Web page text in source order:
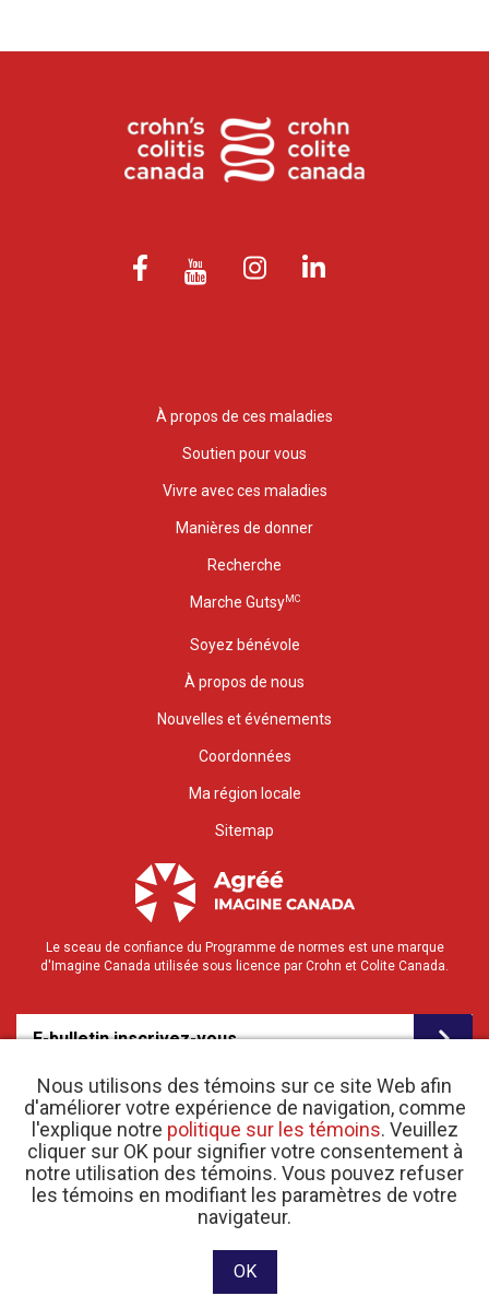
Nous utilisons des témoins sur ce site Web afin
d'améliorer votre expérience de navigation, comme
l'explique notre politique sur les témoins. Veuillez
cliquer sur OK pour signifier votre consentement à
notre utilisation des témoins. Vous pouvez refuser
les témoins en modifiant les paramètres de votre
navigateur.
OK
À propos de ces maladies
Soutien pour vous
Vivre avec ces maladies
Manières de donner
Recherche
Marche GutsyMC
Soyez bénévole
À propos de nous
Nouvelles et événements
Coordonnées
Ma région locale
Sitemap
Le sceau de confiance du Programme de normes est une marque
d'Imagine Canada utilisée sous licence par Crohn et Colite Canada.
E-bulletin inscrivez-vous
© 2026 Crohn et Colite Canada |Politique de confidentialité
d’organisme de bienfaisance 11883 1486 RR 0001
Site web conçu et développé par raisin Software.